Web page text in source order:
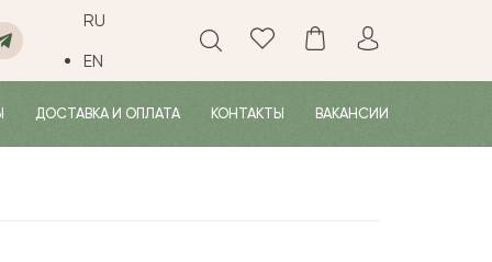
RU
EN
ДОСТАВКА И ОПЛАТА КОНТАКТЫ ВАКАНСИИ